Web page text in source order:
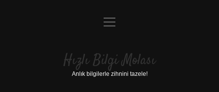
Anasayfa
Yasal Uyarı
menüyü
Hızlı Bilgi Molası
Anlık bilgilerle zihnini tazele!